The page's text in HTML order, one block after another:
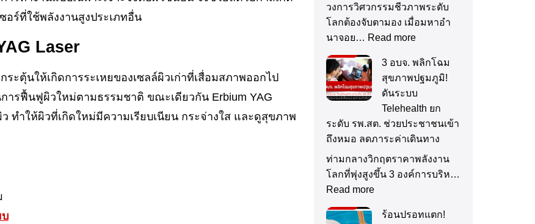
อร์ที่ใช้พลังงานสูงประเภทอื่น
Laser
ระตุ้นให้เกิดการระเหยของเซลล์ผิวเก่าที่เสื่อมสภาพออกไป
ารฟื้นฟูผิวใหม่ตามธรรมชาติ ขณะเดียวกัน Erbium YAG
ทำให้ผิวที่เกิดใหม่มีความเรียบเนียน กระจ่างใส และดูสุขภาพ
บ
วงการวิศวกรรมชีวภาพระดับ
โลกต้องจับตามอง เมื่อมหาอำ
นาจอย… Read more
3 อบจ. พลิกโฉม
สุขภาพปฐมภูมิ!
ดันระบบ
Telehealth ยก
ระดับ รพ.สต. ช่วยประชาชนเข้า
ถึงหมอ ลดภาระค่าเดินทาง
ท่ามกลางวิกฤตราคาพลังงาน
โลกที่พุ่งสูงขึ้น 3 องค์การบริห…
Read more
ร้อนปรอทแตก!